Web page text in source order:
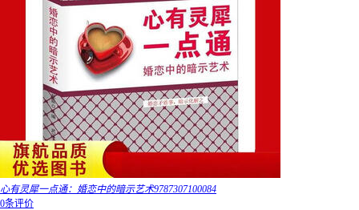
心有灵犀一点通：婚恋中的暗示艺术9787307100084
0条评价